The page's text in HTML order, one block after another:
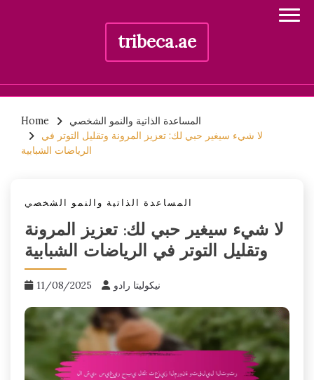
tribeca.ae
content
Home
المساعدة الذاتية والنمو الشخصي
لا شيء سيغير حبي لك: تعزيز المرونة وتقليل التوتر في
الرياضات الشبابية
المساعدة الذاتية والنمو الشخصي
لا شيء سيغير حبي لك: تعزيز المرونة
وتقليل التوتر في الرياضات الشبابية
11/08/2025 نيكوليتا رادو